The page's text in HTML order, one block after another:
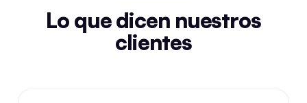
Lo que dicen nuestros
clientes